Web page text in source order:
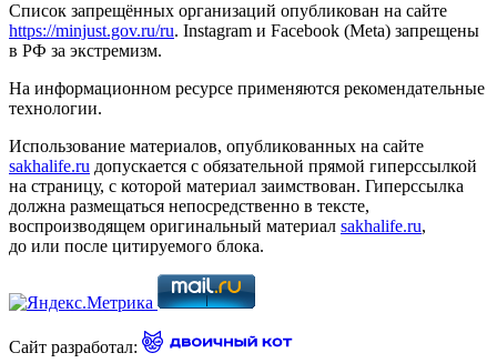
Список запрещённых организаций опубликован на сайте
https://minjust.gov.ru/ru. Instagram и Facebook (Metа) запрещены
в РФ за экстремизм.
На информационном ресурсе применяются рекомендательные
технологии.
Использование материалов, опубликованных на сайте
sakhalife.ru допускается с обязательной прямой гиперссылкой
на страницу, с которой материал заимствован. Гиперссылка
должна размещаться непосредственно в тексте,
воспроизводящем оригинальный материал sakhalife.ru,
до или после цитируемого блока.
Сайт разработал: